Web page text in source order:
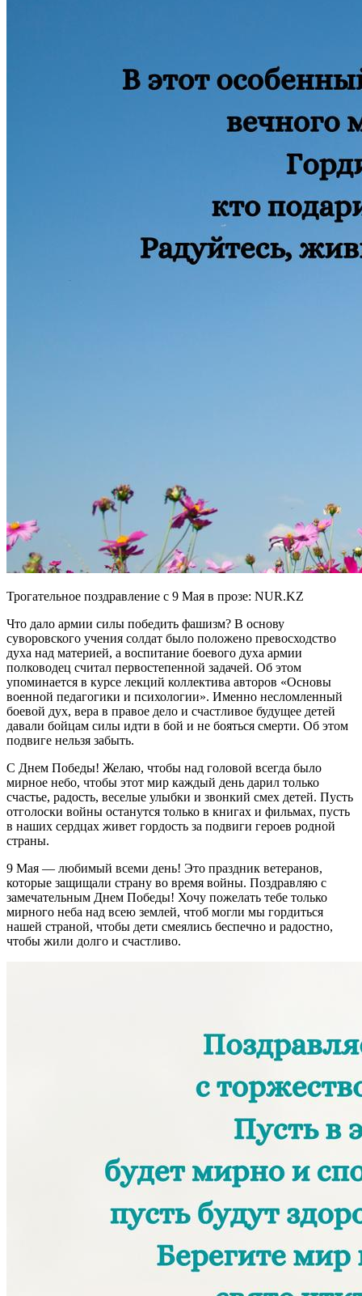
Трогательное поздравление с 9 Мая в прозе: NUR.KZ
Что дало армии силы победить фашизм? В основу
суворовского учения солдат было положено превосходство
духа над материей, а воспитание боевого духа армии
полководец считал первостепенной задачей. Об этом
упоминается в курсе лекций коллектива авторов «Основы
военной педагогики и психологии». Именно несломленный
боевой дух, вера в правое дело и счастливое будущее детей
давали бойцам силы идти в бой и не бояться смерти. Об этом
подвиге нельзя забыть.
С Днем Победы! Желаю, чтобы над головой всегда было
мирное небо, чтобы этот мир каждый день дарил только
счастье, радость, веселые улыбки и звонкий смех детей. Пусть
отголоски войны останутся только в книгах и фильмах, пусть
в наших сердцах живет гордость за подвиги героев родной
страны.
9 Мая — любимый всеми день! Это праздник ветеранов,
которые защищали страну во время войны. Поздравляю с
замечательным Днем Победы! Хочу пожелать тебе только
мирного неба над всею землей, чтоб могли мы гордиться
нашей страной, чтобы дети смеялись беспечно и радостно,
чтобы жили долго и счастливо.